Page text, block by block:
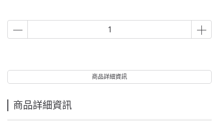
商品詳細資訊
商品詳細資訊